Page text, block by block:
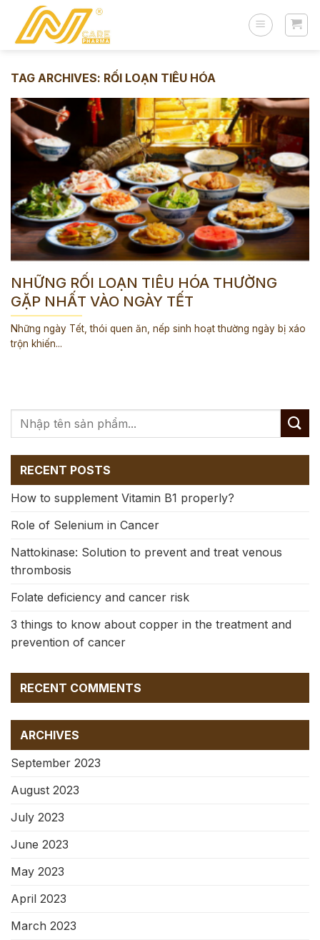
content
TAG ARCHIVES: RỐI LOẠN TIÊU HÓA
NHỮNG RỐI LOẠN TIÊU HÓA THƯỜNG
GẶP NHẤT VÀO NGÀY TẾT
Những ngày Tết, thói quen ăn, nếp sinh hoạt thường ngày bị xáo
trộn khiến...
RECENT POSTS
How to supplement Vitamin B1 properly?
Role of Selenium in Cancer
Nattokinase: Solution to prevent and treat venous
thrombosis
Folate deficiency and cancer risk
3 things to know about copper in the treatment and
prevention of cancer
RECENT COMMENTS
ARCHIVES
September 2023
August 2023
July 2023
June 2023
May 2023
April 2023
March 2023